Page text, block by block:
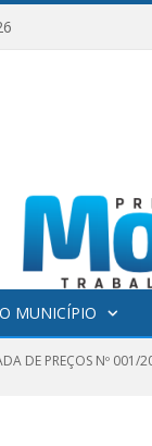
O MUNICÍPIO
DE PREÇOS Nº